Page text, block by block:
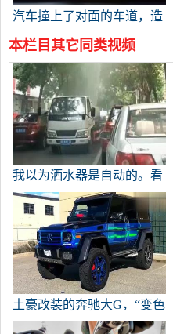
汽车撞上了对面的车道，造
成了一场悲惨的事故。
本栏目其它同类视频
我以为洒水器是自动的。看
到这一幕真令人尴尬！
土豪改装的奔驰大G，“变色
龙”车身酷爆了！